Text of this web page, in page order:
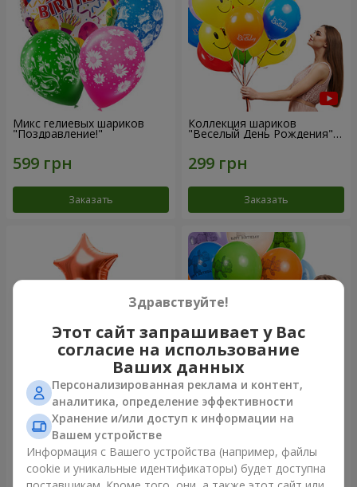
Микс гелиевых шариков
"Поздравление!"
Заказать
Коллекция шариков
"Веселый День Рождения" -
Заказать
Фонтан шаров “Мир чудес”
Заказать
Коллекция шариков "День
рождения" (с Тедди)
Заказать
Здравствуйте!
Этот сайт запрашивает у Вас
согласие на использование
Ваших данных
Персонализированная реклама и контент,
аналитика, определение эффективности
Хранение и/или доступ к информации на
Вашем устройстве
Информация с Вашего устройства (например, файлы
cookie и уникальные идентификаторы) будет доступна